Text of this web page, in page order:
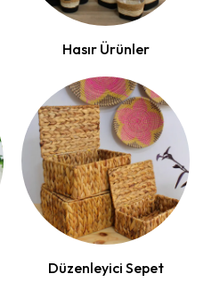
Hasır Ürünler
Düzenleyici Sepet